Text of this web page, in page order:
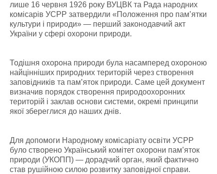
лише 16 червня 1926 року ВУЦВК та Рада народних
комісарів УСРР затвердили «Положення про пам’ятки
культури і природи» — перший законодавчий акт
України у сфері охорони природи.
Тодішня охорона природи була насамперед охороною
найцінніших природних територій через створення
заповідників та пам’яток природи. Саме цей документ
визначив порядок створення природоохоронних
територій і заклав основи системи, окремі принципи
якої збереглися до наших днів.
Для допомоги Народному комісаріату освіти УСРР
було створено Український комітет охорони пам’яток
природи (УКОПП) — дорадчий орган, який фактично
став рушійною силою розвитку заповідної справи.